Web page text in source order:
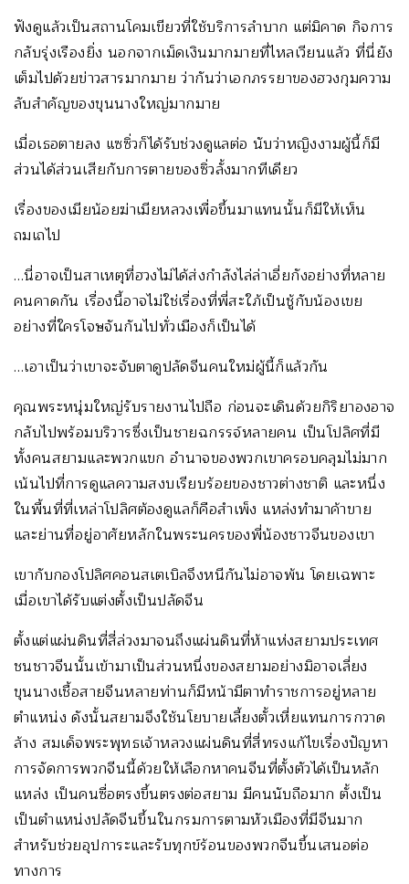
ฟังดูแล้วเป็นสถานโคมเขียวที่ใช้บริการลำบาก แต่มิคาด กิจการ
กลับรุ่งเรืองยิ่ง นอกจากเม็ดเงินมากมายที่ไหลเวียนแล้ว ที่นี่ยัง
เต็มไปด้วยข่าวสารมากมาย ว่ากันว่าเอกภรรยาของฮวงกุมความ
ลับสำคัญของขุนนางใหญ่มากมาย
เมื่อเธอตายลง แซซิ่วก็ได้รับช่วงดูแลต่อ นับว่าหญิงงามผู้นี้ก็มี
ส่วนได้ส่วนเสียกับการตายของซิ่วลั้งมากทีเดียว
เรื่องของเมียน้อยฆ่าเมียหลวงเพื่อขึ้นมาแทนนั้นก็มีให้เห็น
ถมเถไป
…นี่อาจเป็นสาเหตุที่ฮวงไม่ได้ส่งกำลังไล่ล่าเอี่ยกังอย่างที่หลาย
คนคาดกัน เรื่องนี้อาจไม่ใช่เรื่องที่พี่สะใภ้เป็นชู้กับน้องเขย
อย่างที่ใครโจษจันกันไปทั่วเมืองก็เป็นได้
…เอาเป็นว่าเขาจะจับตาดูปลัดจีนคนใหม่ผู้นี้ก็แล้วกัน
คุณพระหนุ่มใหญ่รับรายงานไปถือ ก่อนจะเดินด้วยกิริยาองอาจ
กลับไปพร้อมบริวารซึ่งเป็นชายฉกรรจ์หลายคน เป็นโปลิศที่มี
ทั้งคนสยามและพวกแขก อำนาจของพวกเขาครอบคลุมไม่มาก
เน้นไปที่การดูแลความสงบเรียบร้อยของชาวต่างชาติ และหนึ่ง
ในพื้นที่ที่เหล่าโปลิศต้องดูแลก็คือสำเพ็ง แหล่งทำมาค้าขาย
และย่านที่อยู่อาศัยหลักในพระนครของพี่น้องชาวจีนของเขา
เขากับกองโปลิศคอนสเตเบิลจึงหนีกันไม่อาจพ้น โดยเฉพาะ
เมื่อเขาได้รับแต่งตั้งเป็นปลัดจีน
ตั้งแต่แผ่นดินที่สี่ล่วงมาจนถึงแผ่นดินที่ห้าแห่งสยามประเทศ
ชนชาวจีนนั้นเข้ามาเป็นส่วนหนึ่งของสยามอย่างมิอาจเลี่ยง
ขุนนางเชื้อสายจีนหลายท่านก็มีหน้ามีตาทำราชการอยู่หลาย
ตำแหน่ง ดังนั้นสยามจึงใช้นโยบายเลี้ยงตั้วเหี่ยแทนการกวาด
ล้าง สมเด็จพระพุทธเจ้าหลวงแผ่นดินที่สี่ทรงแก้ไขเรื่องปัญหา
การจัดการพวกจีนนี้ด้วยให้เลือกหาคนจีนที่ตั้งตัวได้เป็นหลัก
แหล่ง เป็นคนซื่อตรงขึ้นตรงต่อสยาม มีคนนับถือมาก ตั้งเป็น
เป็นตำแหน่งปลัดจีนขึ้นในกรมการตามหัวเมืองที่มีจีนมาก
สำหรับช่วยอุปการะและรับทุกข์ร้อนของพวกจีนขึ้นเสนอต่อ
ทางการ